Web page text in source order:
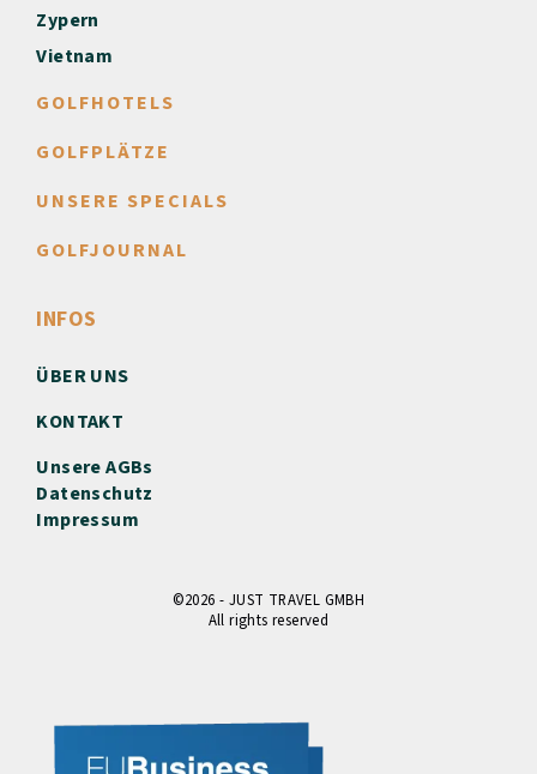
Zypern
Vietnam
GOLFHOTELS
GOLFPLÄTZE
UNSERE SPECIALS
GOLFJOURNAL
INFOS
ÜBER UNS
KONTAKT
Unsere AGBs
Datenschutz
Impressum
©2026 - JUST TRAVEL GMBH
All rights reserved